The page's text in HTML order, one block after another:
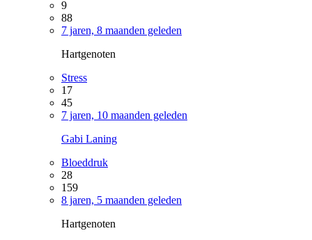
9
88
7 jaren, 8 maanden geleden
Hartgenoten
Stress
17
45
7 jaren, 10 maanden geleden
Gabi Laning
Bloeddruk
28
159
8 jaren, 5 maanden geleden
Hartgenoten